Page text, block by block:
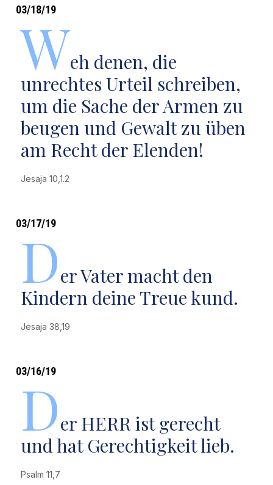
03/18/19
Weh denen, die
unrechtes Urteil schreiben,
um die Sache der Armen zu
beugen und Gewalt zu üben
am Recht der Elenden!
Jesaja 10,1.2
03/17/19
Der Vater macht den
Kindern deine Treue kund.
Jesaja 38,19
03/16/19
Der HERR ist gerecht
und hat Gerechtigkeit lieb.
Psalm 11,7